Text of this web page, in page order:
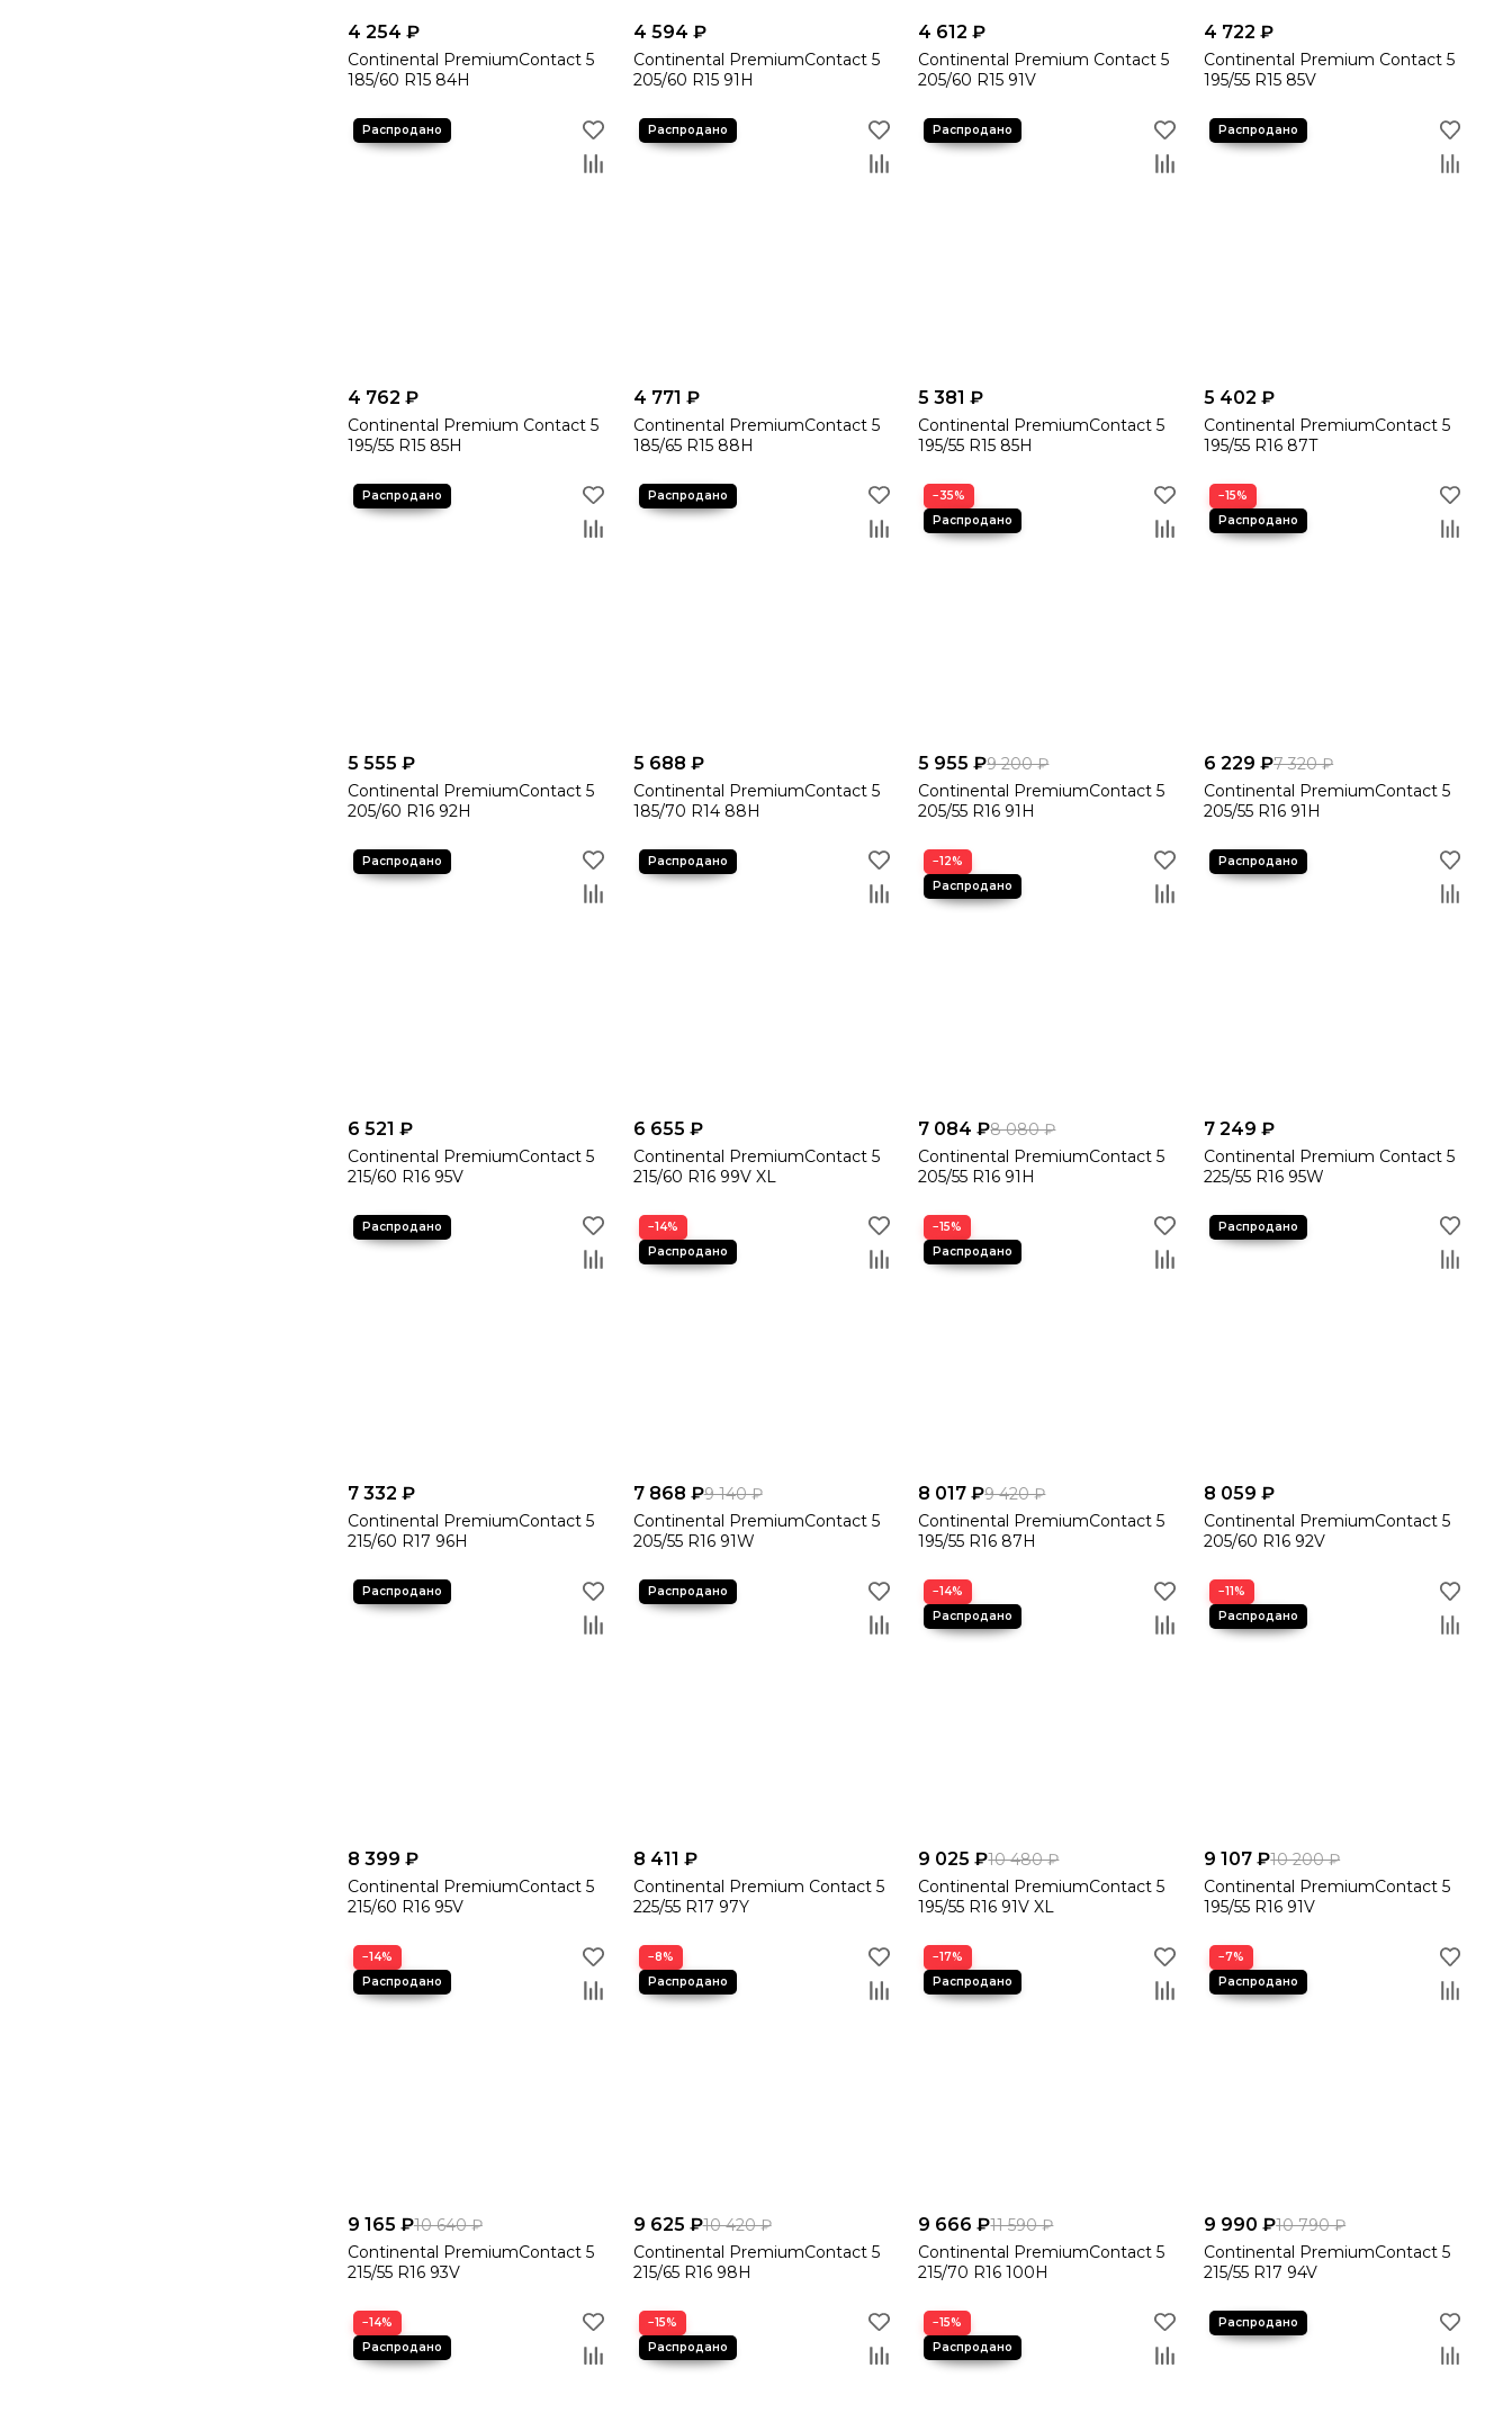
4 254 ₽
Continental PremiumContact 5
185/60 R15 84H
4 594 ₽
Continental PremiumContact 5
205/60 R15 91H
4 612 ₽
Continental Premium Contact 5
205/60 R15 91V
4 722 ₽
Continental Premium Contact 5
195/55 R15 85V
4 762 ₽
Continental Premium Contact 5
195/55 R15 85H
4 771 ₽
Continental PremiumContact 5
185/65 R15 88H
5 381 ₽
Continental PremiumContact 5
195/55 R15 85H
5 402 ₽
Continental PremiumContact 5
195/55 R16 87T
5 555 ₽
Continental PremiumContact 5
205/60 R16 92H
5 688 ₽
Continental PremiumContact 5
185/70 R14 88H
−35%
5 955 ₽9 200 ₽
Continental PremiumContact 5
205/55 R16 91H
−15%
6 229 ₽7 320 ₽
Continental PremiumContact 5
205/55 R16 91H
6 521 ₽
Continental PremiumContact 5
215/60 R16 95V
6 655 ₽
Continental PremiumContact 5
215/60 R16 99V XL
−12%
7 084 ₽8 080 ₽
Continental PremiumContact 5
205/55 R16 91H
7 249 ₽
Continental Premium Contact 5
225/55 R16 95W
7 332 ₽
Continental PremiumContact 5
215/60 R17 96H
−14%
7 868 ₽9 140 ₽
Continental PremiumContact 5
205/55 R16 91W
−15%
8 017 ₽9 420 ₽
Continental PremiumContact 5
195/55 R16 87H
8 059 ₽
Continental PremiumContact 5
205/60 R16 92V
8 399 ₽
Continental PremiumContact 5
215/60 R16 95V
8 411 ₽
Continental Premium Contact 5
225/55 R17 97Y
−14%
9 025 ₽10 480 ₽
Continental PremiumContact 5
195/55 R16 91V XL
−11%
9 107 ₽10 200 ₽
Continental PremiumContact 5
195/55 R16 91V
−14%
9 165 ₽10 640 ₽
Continental PremiumContact 5
215/55 R16 93V
−8%
9 625 ₽10 420 ₽
Continental PremiumContact 5
215/65 R16 98H
−17%
9 666 ₽11 590 ₽
Continental PremiumContact 5
215/70 R16 100H
−7%
9 990 ₽10 790 ₽
Continental PremiumContact 5
215/55 R17 94V
−14% −15% −15%